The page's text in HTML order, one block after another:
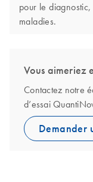
pour le
maladies.
Vous aimeriez
Contactez notre
d’essai
Demander